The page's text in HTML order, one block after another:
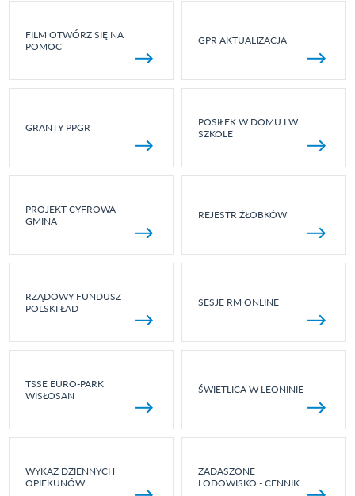
FILM OTWÓRZ SIĘ NA
POMOC
GPR AKTUALIZACJA
GRANTY PPGR
POSIŁEK W DOMU I W
SZKOLE
PROJEKT CYFROWA
GMINA
REJESTR ŻŁOBKÓW
RZĄDOWY FUNDUSZ
POLSKI ŁAD
SESJE RM ONLINE
TSSE EURO-PARK
WISŁOSAN
ŚWIETLICA W LEONINIE
WYKAZ DZIENNYCH
OPIEKUNÓW
ZADASZONE
LODOWISKO - CENNIK